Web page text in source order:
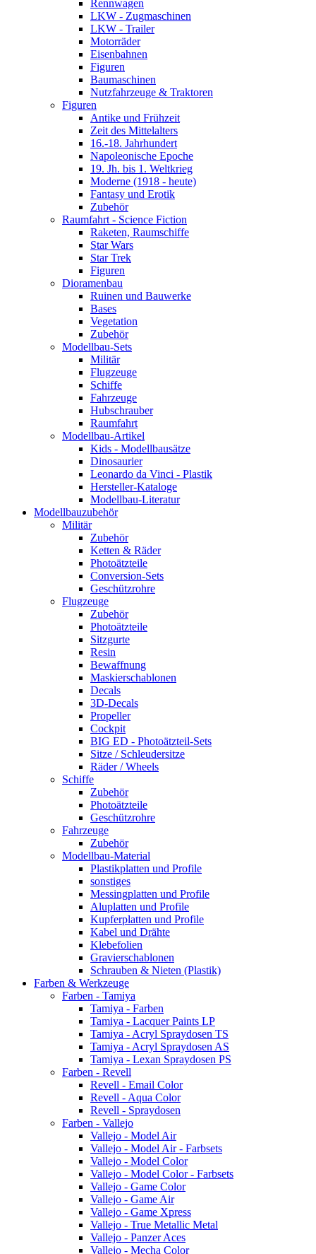
Rennwagen
LKW - Zugmaschinen
LKW - Trailer
Motorräder
Eisenbahnen
Figuren
Baumaschinen
Nutzfahrzeuge & Traktoren
Figuren
Antike und Frühzeit
Zeit des Mittelalters
16.-18. Jahrhundert
Napoleonische Epoche
19. Jh. bis 1. Weltkrieg
Moderne (1918 - heute)
Fantasy und Erotik
Zubehör
Raumfahrt - Science Fiction
Raketen, Raumschiffe
Star Wars
Star Trek
Figuren
Dioramenbau
Ruinen und Bauwerke
Bases
Vegetation
Zubehör
Modellbau-Sets
Militär
Flugzeuge
Schiffe
Fahrzeuge
Hubschrauber
Raumfahrt
Modellbau-Artikel
Kids - Modellbausätze
Dinosaurier
Leonardo da Vinci - Plastik
Hersteller-Kataloge
Modellbau-Literatur
Modellbauzubehör
Militär
Zubehör
Ketten & Räder
Photoätzteile
Conversion-Sets
Geschützrohre
Flugzeuge
Zubehör
Photoätzteile
Sitzgurte
Resin
Bewaffnung
Maskierschablonen
Decals
3D-Decals
Propeller
Cockpit
BIG ED - Photoätzteil-Sets
Sitze / Schleudersitze
Räder / Wheels
Schiffe
Zubehör
Photoätzteile
Geschützrohre
Fahrzeuge
Zubehör
Modellbau-Material
Plastikplatten und Profile
sonstiges
Messingplatten und Profile
Aluplatten und Profile
Kupferplatten und Profile
Kabel und Drähte
Klebefolien
Gravierschablonen
Schrauben & Nieten (Plastik)
Farben & Werkzeuge
Farben - Tamiya
Tamiya - Farben
Tamiya - Lacquer Paints LP
Tamiya - Acryl Spraydosen TS
Tamiya - Acryl Spraydosen AS
Tamiya - Lexan Spraydosen PS
Farben - Revell
Revell - Email Color
Revell - Aqua Color
Revell - Spraydosen
Farben - Vallejo
Vallejo - Model Air
Vallejo - Model Air - Farbsets
Vallejo - Model Color
Vallejo - Model Color - Farbsets
Vallejo - Game Color
Vallejo - Game Air
Vallejo - Game Xpress
Vallejo - True Metallic Metal
Vallejo - Panzer Aces
Vallejo - Mecha Color